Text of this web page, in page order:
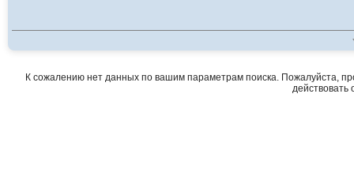
К сожалению нет данных по вашим параметрам поиска. Пожалуйста,
действовать